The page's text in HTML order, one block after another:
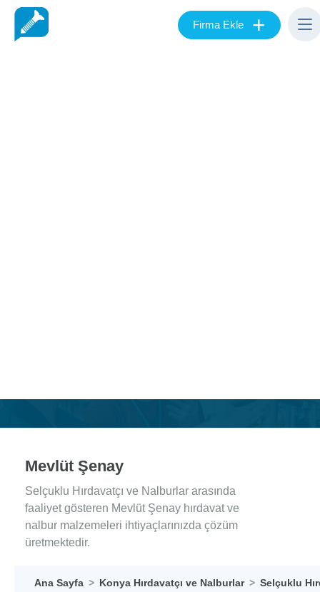
Firma Ekle +
Mevlüt Şenay
Selçuklu Hırdavatçı ve Nalburlar arasında
faaliyet gösteren Mevlüt Şenay hırdavat ve
nalbur malzemeleri ihtiyaçlarınızda çözüm
üretmektedir.
Ana Sayfa Konya Hırdavatçı ve Nalburlar Selçuklu